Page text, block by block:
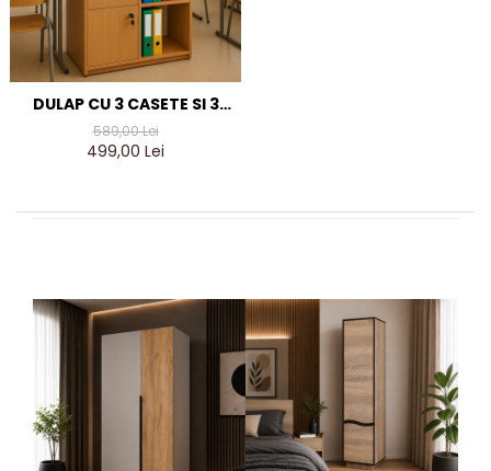
DULAP CU 3 CASETE SI 3
ETAJERE, MASURA
150X40X80 CM, CULOARE
589,00 Lei
499,00 Lei